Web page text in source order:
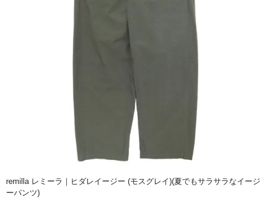
remilla レミーラ｜ヒダレイージー (モスグレイ)(夏でもサラサラなイージ
ーパンツ)